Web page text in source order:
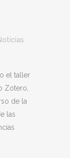
el taller
Zotero,
de la
las